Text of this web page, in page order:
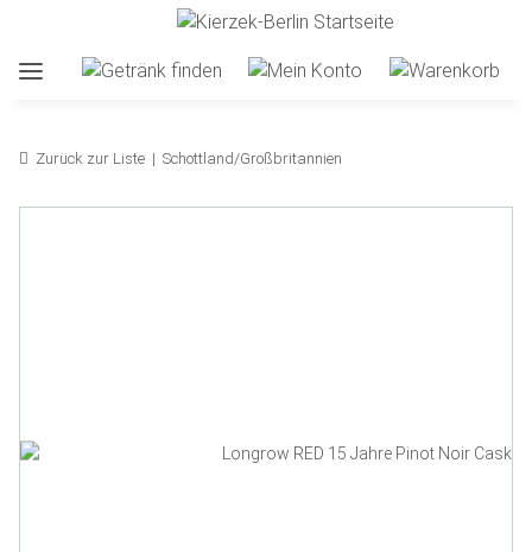
Zurück zur Liste Schottland/Großbritannien